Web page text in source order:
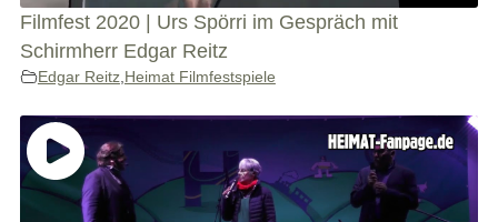
Filmfest 2020 | Urs Spörri im Gespräch mit
Schirmherr Edgar Reitz
Edgar Reitz, Heimat Filmfestspiele